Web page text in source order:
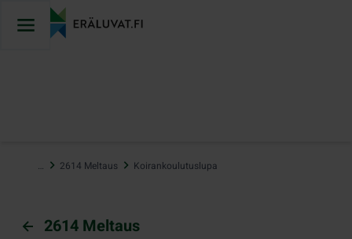
sisältöön
… 2614 Meltaus Koirankoulutuslupa
2614 Meltaus